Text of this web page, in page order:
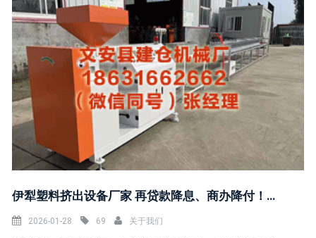
伊犁塑料挤出设备厂家 再贷款降息、商办降付！速览央行8项策略举措
2026-01-28 69 关于我们